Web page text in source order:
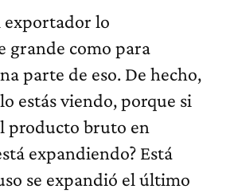
exportador lo
grande como para
parte de eso. De hecho,
estás viendo, porque si
producto bruto en
expandiendo? Está
se expandió el último